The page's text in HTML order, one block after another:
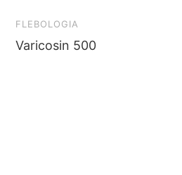
FLEBOLOGIA
Varicosin 500